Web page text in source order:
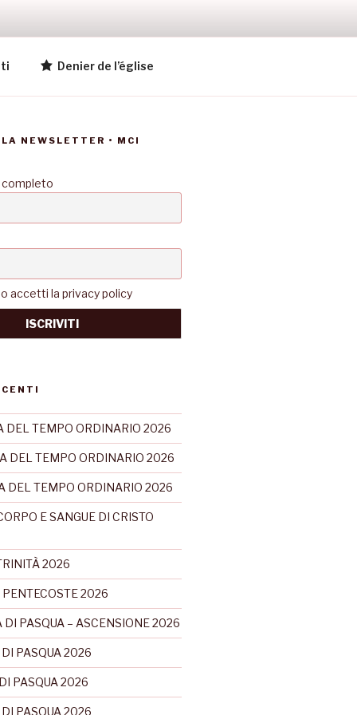
Denier de l’église
NEWSLETTER • MCI
accetti la privacy policy
DEL TEMPO ORDINARIO 2026
DEL TEMPO ORDINARIO 2026
DEL TEMPO ORDINARIO 2026
E SANGUE DI CRISTO
2026
2026
PASQUA – ASCENSIONE 2026
PASQUA 2026
PASQUA 2026
PASQUA 2026